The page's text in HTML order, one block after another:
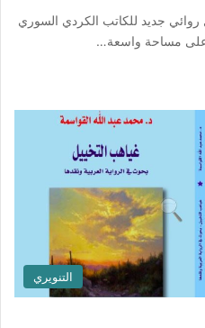
جديد للكاتب الكردي السوري
مساحة واسعة…
التنويري